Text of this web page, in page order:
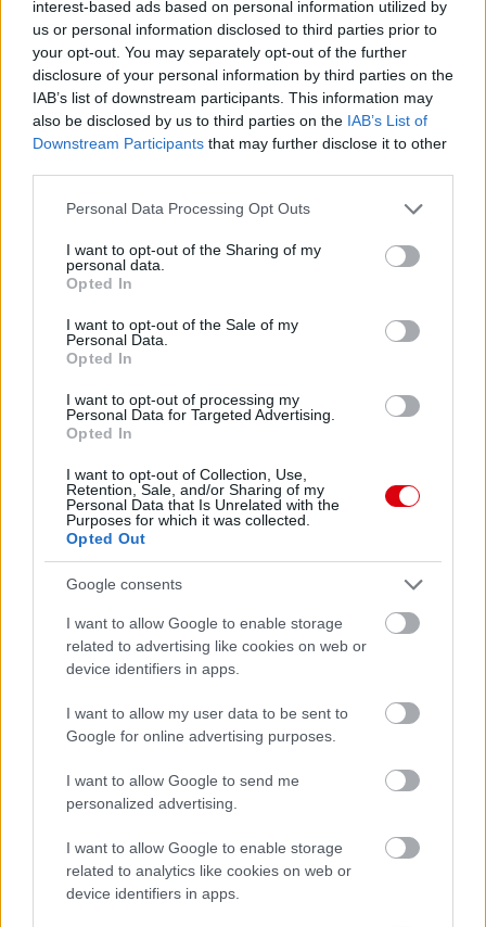
interest-based ads based on personal information utilized by
us or personal information disclosed to third parties prior to
your opt-out. You may separately opt-out of the further
disclosure of your personal information by third parties on the
IAB’s list of downstream participants. This information may
also be disclosed by us to third parties on the IAB’s List of
Downstream Participants that may further disclose it to other
Please note that this website/app uses one or more Google
not limited to your visit or usage behaviour. You may click to
grant or deny consent to Google and its third-party tags to
use your data for below specified purposes in below Google
consent section.
Personal Data Processing Opt Outs
I want to opt-out of the Sharing of my
personal data.
Opted In
I want to opt-out of the Sale of my
Personal Data.
Opted In
I want to opt-out of processing my
Personal Data for Targeted Advertising.
Opted In
I want to opt-out of Collection, Use,
Retention, Sale, and/or Sharing of my
Personal Data that Is Unrelated with the
Purposes for which it was collected.
Opted Out
Google consents
I want to allow Google to enable storage
related to advertising like cookies on web or
device identifiers in apps.
I want to allow my user data to be sent to
Google for online advertising purposes.
I want to allow Google to send me
personalized advertising.
I want to allow Google to enable storage
related to analytics like cookies on web or
device identifiers in apps.
Meccs Center
Manchester United
Felkészülési szezon 4. mérkőzés